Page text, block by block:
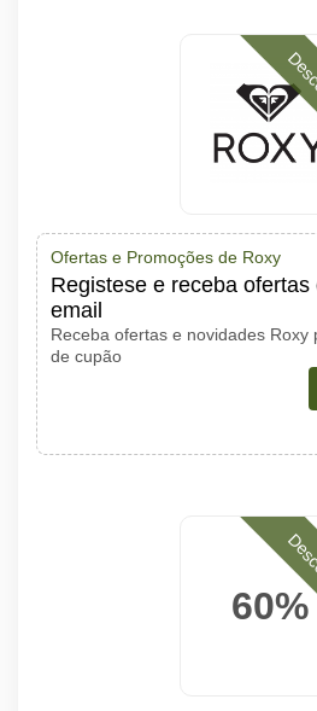
Ofertas e Promoções de Roxy
Registese e receba
email
Receba ofertas e novidades Roxy
de cupão
60%